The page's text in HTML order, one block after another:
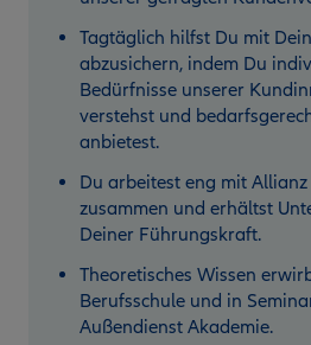
Tagtäglich hilfst Du mit
abzusichern, indem Du
Bedürfnisse unserer
verstehst und
anbietest.
Du arbeitest eng mit
zusammen und erhältst
Deiner Führungskraft.
Theoretisches Wissen
Berufsschule und in
Außendienst Akademie.